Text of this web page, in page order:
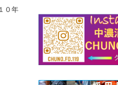
０年